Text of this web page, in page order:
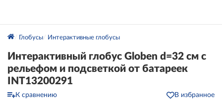
Глобусы Интерактивные глобусы
Интерактивный глобус Globen d=32 см с
рельефом и подсветкой от батареек
INT13200291
К сравнению В избранное